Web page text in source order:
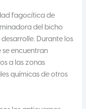
fagocítica de
del bicho
Durante los
se encuentran
a las zonas
químicas de otros